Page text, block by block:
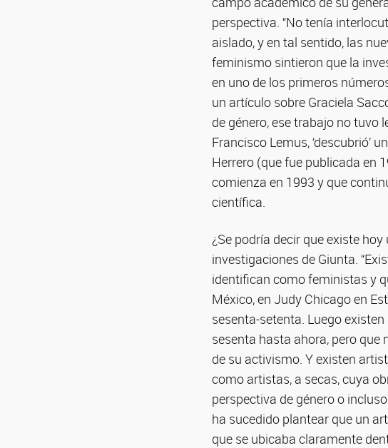
perspectiva. “No tenía
aislado, y en tal sentido, las
feminismo sintieron que la
en uno de los primeros
un artículo sobre Graciela
de género, ese trabajo no tuvo
Francisco Lemus, ‘descubrió’
Herrero (que fue publicada en
comienza en 1993 y que
científica.
¿Se podría decir que existe
investigaciones de Giunta.
identifican como feministas y
México, en Judy Chicago en
sesenta-setenta. Luego
sesenta hasta ahora, pero que
de su activismo. Y existen
como artistas, a secas, cuya
perspectiva de género o
ha sucedido plantear que un
que se ubicaba claramente